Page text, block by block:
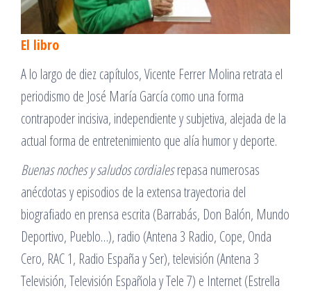
El libro
A lo largo de diez capítulos, Vicente Ferrer Molina retrata el
periodismo de José María García como una forma
contrapoder incisiva, independiente y subjetiva, alejada de la
actual forma de entretenimiento que alía humor y deporte.
Buenas noches y saludos cordialesrepasa numerosas
anécdotas y episodios de la extensa trayectoria del
biografiado en prensa escrita (Barrabás, Don Balón, Mundo
Deportivo, Pueblo…), radio (Antena 3 Radio, Cope, Onda
Cero, RAC 1, Radio España y Ser), televisión (Antena 3
Televisión, Televisión Española y Tele 7) e Internet (Estrella